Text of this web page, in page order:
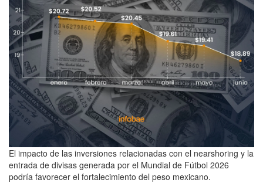
El impacto de las inversiones relacionadas con el nearshoring y la
entrada de divisas generada por el Mundial de Fútbol 2026
podría favorecer el fortalecimiento del peso mexicano.